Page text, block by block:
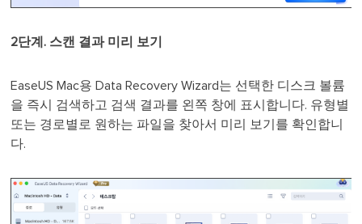
2단계. 스캔 결과 미리 보기
EaseUS Mac용 Data Recovery Wizard는 선택한 디스크 볼륨
을 즉시 검색하고 검색 결과를 왼쪽 창에 표시합니다. 유형별
또는 경로별로 원하는 파일을 찾아서 미리 보기를 확인합니
다.